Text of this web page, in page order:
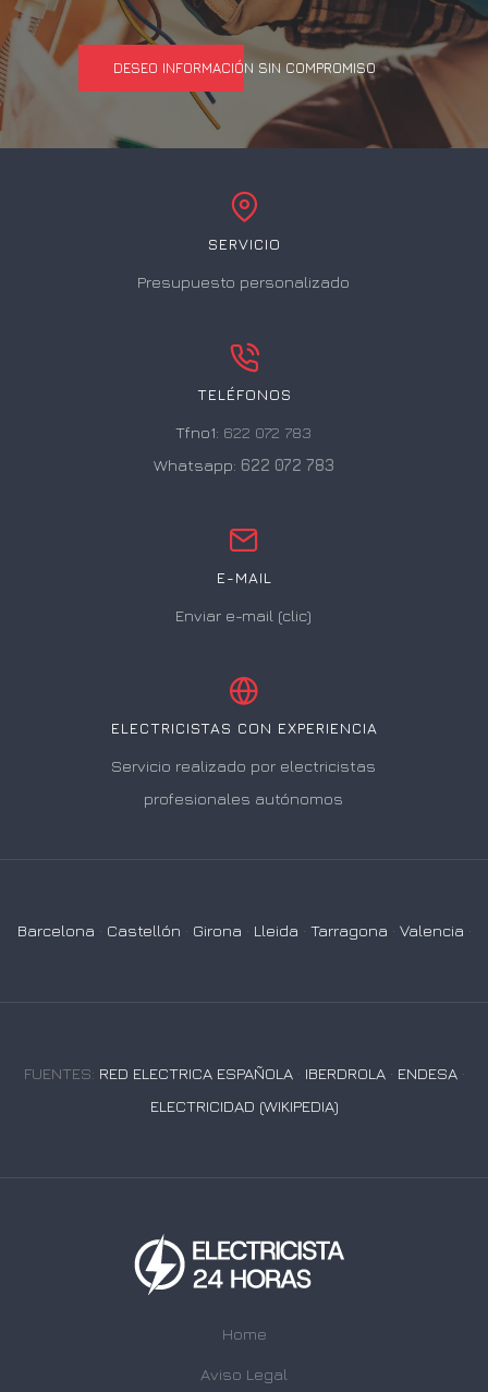
DESEO INFORMACIÓN SIN COMPROMISO
SERVICIO
Presupuesto personalizado
TELÉFONOS
Tfno1: 622 072 783
Whatsapp: 622 072 783
E-MAIL
Enviar e-mail (clic)
ELECTRICISTAS CON EXPERIENCIA
Servicio realizado por electricistas
profesionales autónomos
Barcelona · Castellón · Girona · Lleida · Tarragona · Valencia ·
FUENTES: RED ELECTRICA ESPAÑOLA· IBERDROLA· ENDESA·
ELECTRICIDAD (WIKIPEDIA)
Home
Aviso Legal